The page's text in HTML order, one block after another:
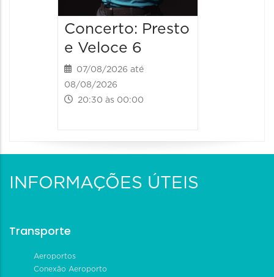
Concerto: Presto
e Veloce 6
07/08/2026 até
08/08/2026
20:30 às 00:00
INFORMAÇÕES ÚTEIS
Transporte
Aeroportos
Conexão Aeroporto